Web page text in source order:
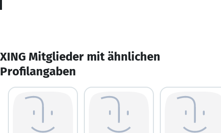
XING Mitglieder mit ähnlichen
Profilangaben